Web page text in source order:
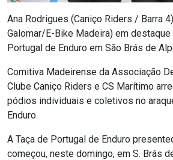
Ana Rodrigues (Caniço Riders / Barra
Galomar/E-Bike Madeira) em destaque
Portugal de Enduro em São Brás de
Comitiva Madeirense da Associação
Clube Caniço Riders e CS Marítimo
pódios individuais e coletivos no
Enduro.
A Taça de Portugal de Enduro
começou, neste domingo, em S. Brás